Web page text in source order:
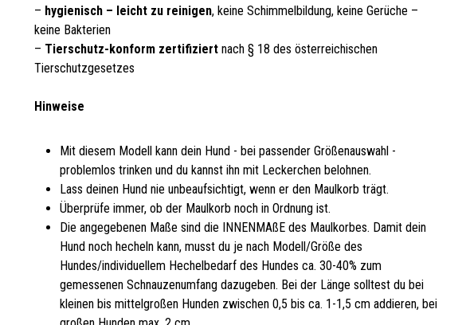
– hygienisch – leicht zu reinigen, keine Schimmelbildung, keine Gerüche –
keine Bakterien
– Tierschutz-konform zertifiziert nach § 18 des österreichischen
Tierschutzgesetzes
Hinweise
Mit diesem Modell kann dein Hund - bei passender Größenauswahl -
problemlos trinken und du kannst ihn mit Leckerchen belohnen.
Lass deinen Hund nie unbeaufsichtigt, wenn er den Maulkorb trägt.
Überprüfe immer, ob der Maulkorb noch in Ordnung ist.
Die angegebenen Maße sind die INNENMAßE des Maulkorbes. Damit dein
Hund noch hecheln kann, musst du je nach Modell/Größe des
Hundes/individuellem Hechelbedarf des Hundes ca. 30-40% zum
gemessenen Schnauzenumfang dazugeben. Bei der Länge solltest du bei
kleinen bis mittelgroßen Hunden zwischen 0,5 bis ca. 1-1,5 cm addieren, bei